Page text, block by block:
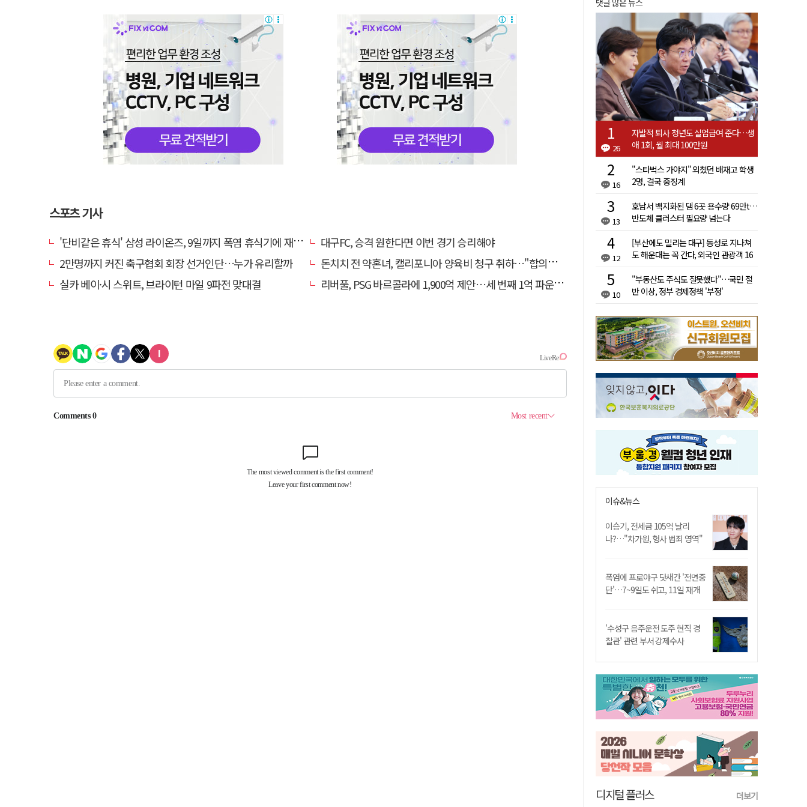
스포츠 기사
'단비같은 휴식' 삼성 라이온즈, 9일까지 폭염 휴식기에 재정비
대구FC, 승격 원한다면 이번 경기 승리해야
2만명까지 커진 축구협회 회장 선거인단…누가 유리할까
돈치치 전 약혼녀, 캘리포니아 양육비 청구 취하…"합의로 해결"
실카 베이·시 스위트, 브라이턴 마일 9파전 맞대결
리버풀, PSG 바르콜라에 1,900억 제안…세 번째 1억 파운드 영입 추진
댓글 많은 뉴스
26
자발적 퇴사 청년도 실업급여 준다…생
애 1회, 월 최대 100만원
16
"스타벅스 가야지" 외쳤던 배재고 학생
2명, 결국 중징계
13
호남서 백지화된 댐 6곳 용수량 69만t…
반도체 클러스터 필요량 넘는다
12
[부산에도 밀리는 대구] 동성로 지나쳐
도 해운대는 꼭 간다, 외국인 관광객 16
10
"부동산도 주식도 잘못했다"…국민 절
반 이상, 정부 경제정책 '부정'
이슈&뉴스
이승기, 전세금 105억 날리
나?…"차가원, 형사 범죄 영역"
폭염에 프로야구 닷새간 '전면중
단'…7~9일도 쉬고, 11일 재개
'수성구 음주운전 도주 현직 경
찰관' 관련 부서 강제수사
디지털 플러스 더보기